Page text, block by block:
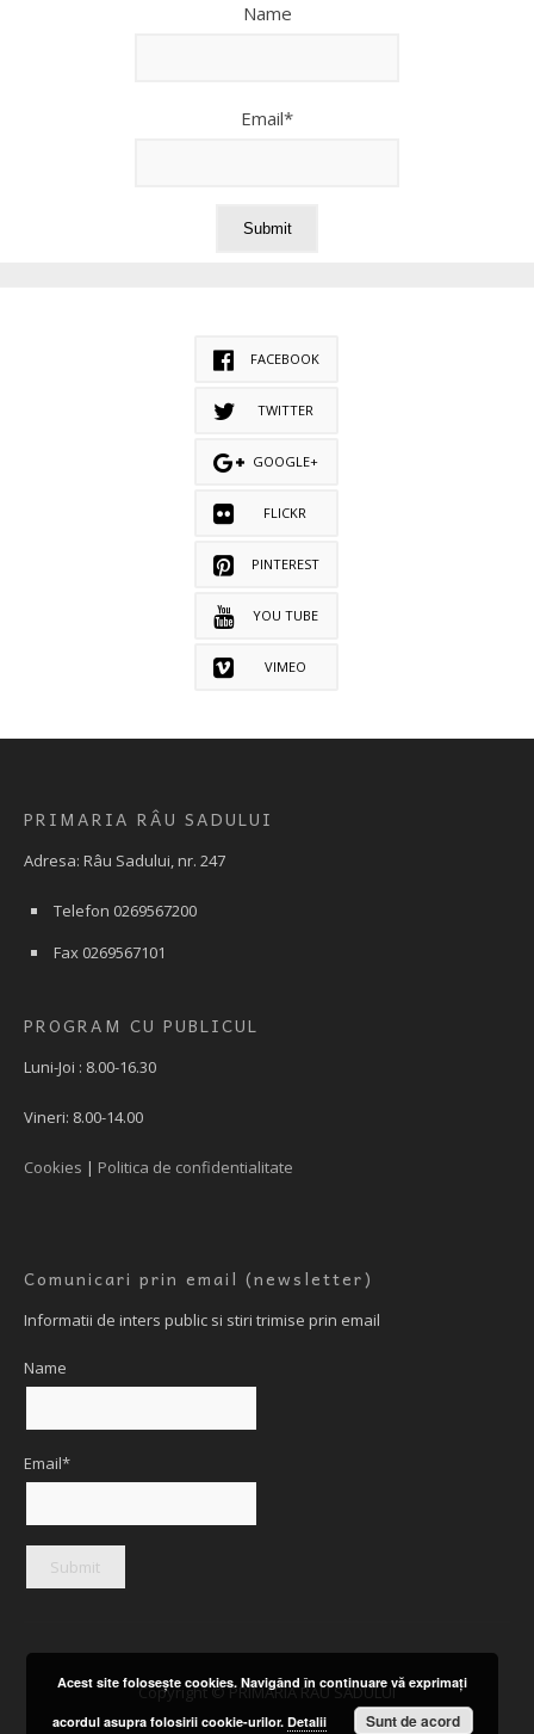
Name
Email*
FACEBOOK
TWITTER
GOOGLE+
FLICKR
PINTEREST
YOU TUBE
VIMEO
PRIMARIA RÂU SADULUI
Adresa: Râu Sadului, nr. 247
Telefon 0269567200
Fax 0269567101
PROGRAM CU PUBLICUL
Luni-Joi : 8.00-16.30
Vineri: 8.00-14.00
Cookies | Politica de confidentialitate
Comunicari prin email (newsletter)
Informatii de inters public si stiri trimise prin email
Name
Email*
Copyright © PRIMARIA RAU SADULUI
Acest site foloseşte cookies. Navigând în continuare vă exprimaţi
acordul asupra folosirii cookie-urilor. Detalii Sunt de acord